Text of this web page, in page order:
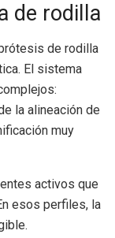
de rodilla
de rodilla
El sistema
la alineación de
muy
activos que
esos perfiles, la